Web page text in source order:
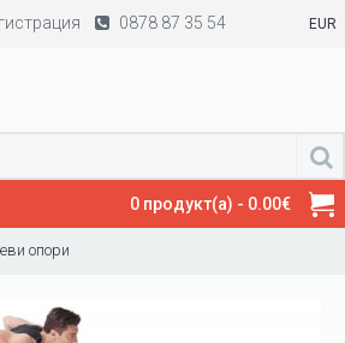
0878 87 35 54 EUR
0 продукт(а) - 0.00€
опори